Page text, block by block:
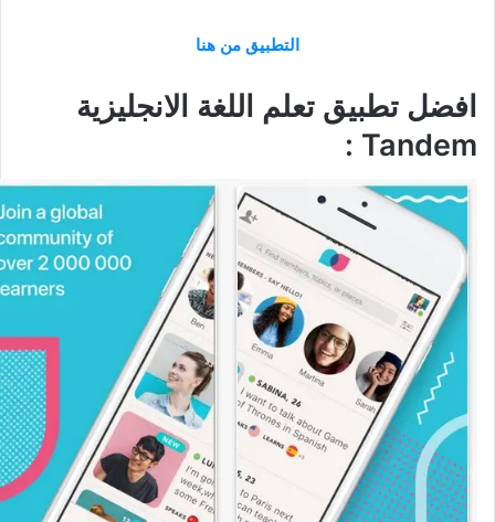
التطبيق من هنا
افضل تطبيق تعلم اللغة الانجليزية
Tandem :